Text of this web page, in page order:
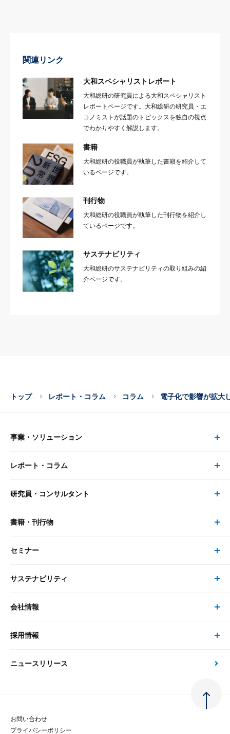
関連リンク
大和スペシャリストレポート
大和総研の研究員による大和スペシャリスト
レポートページです。大和総研の研究員・エ
コノミストが話題のトピックスを独自の視点
でわかりやすく解説します。
書籍
大和総研の役職員が執筆した書籍を紹介して
いるページです。
刊行物
大和総研の役職員が執筆した刊行物を紹介し
ているページです。
サステナビリティ
大和総研のサステナビリティの取り組みの紹
介ページです。
トップ レポート・コラム コラム 電子化で影響が拡大
事業・ソリューション
事業・ソリューション トップ
リサーチ
大和総研の強み
先端テクノロジーに基づく新たな価値の創出
レポート・コラム
レポート・コラム トップ
最新のレポート・コラム
政策分析
金融経済教育等
研究員・コンサルタント
研究員・コンサルタント トップ
研究員
書籍・刊行物
書籍・刊行物 トップ
書籍
セミナー
セミナー トップ
現在受付中のセミナー・イベント
サステナビリティ
サステナビリティの取り組み
次世代社会への貢献
会社情報
会社情報 トップ
会社概要・役員一覧
採用情報
採用情報 トップ
経験者採用
ニュースリリース
お問い合わせ
プライバシーポリシー